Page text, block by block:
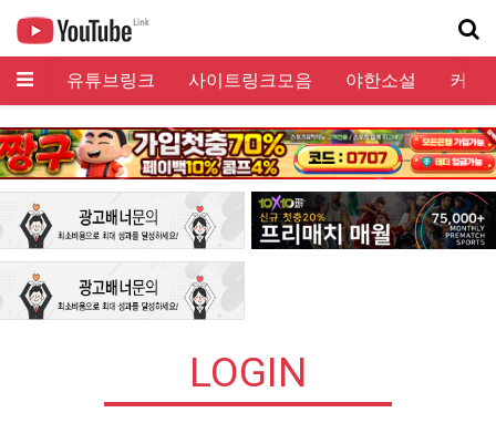
메뉴 유튜브링크 사이트링크모음 야한소설 커뮤
LOGIN